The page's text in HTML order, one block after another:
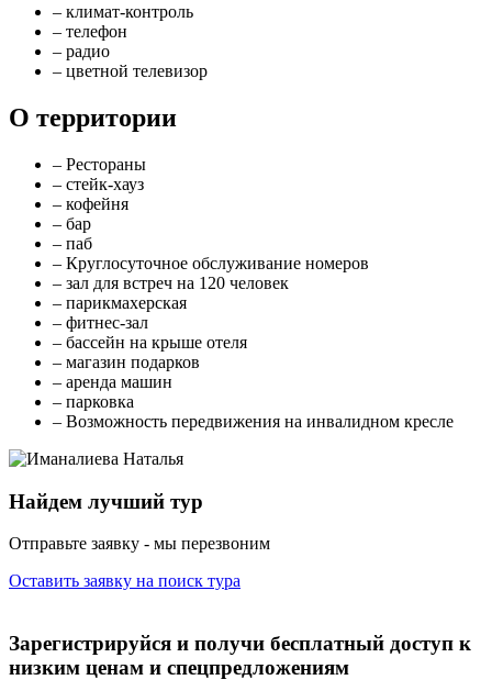
– климат-контроль
– телефон
– радио
– цветной телевизор
О территории
– Рестораны
– стейк-хауз
– кофейня
– бар
– паб
– Круглосуточное обслуживание номеров
– зал для встреч на 120 человек
– парикмахерская
– фитнес-зал
– бассейн на крыше отеля
– магазин подарков
– аренда машин
– парковка
– Возможность передвижения на инвалидном кресле
Найдем лучший тур
Отправьте заявку - мы перезвоним
Оставить заявку на поиск тура
Зарегистрируйся и получи бесплатный доступ к
низким ценам и спецпредложениям